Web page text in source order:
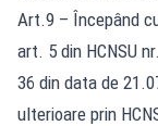
Art.9 – Începând
art. 5 din HCNSU nr.
36 din data de
ulterioare prin